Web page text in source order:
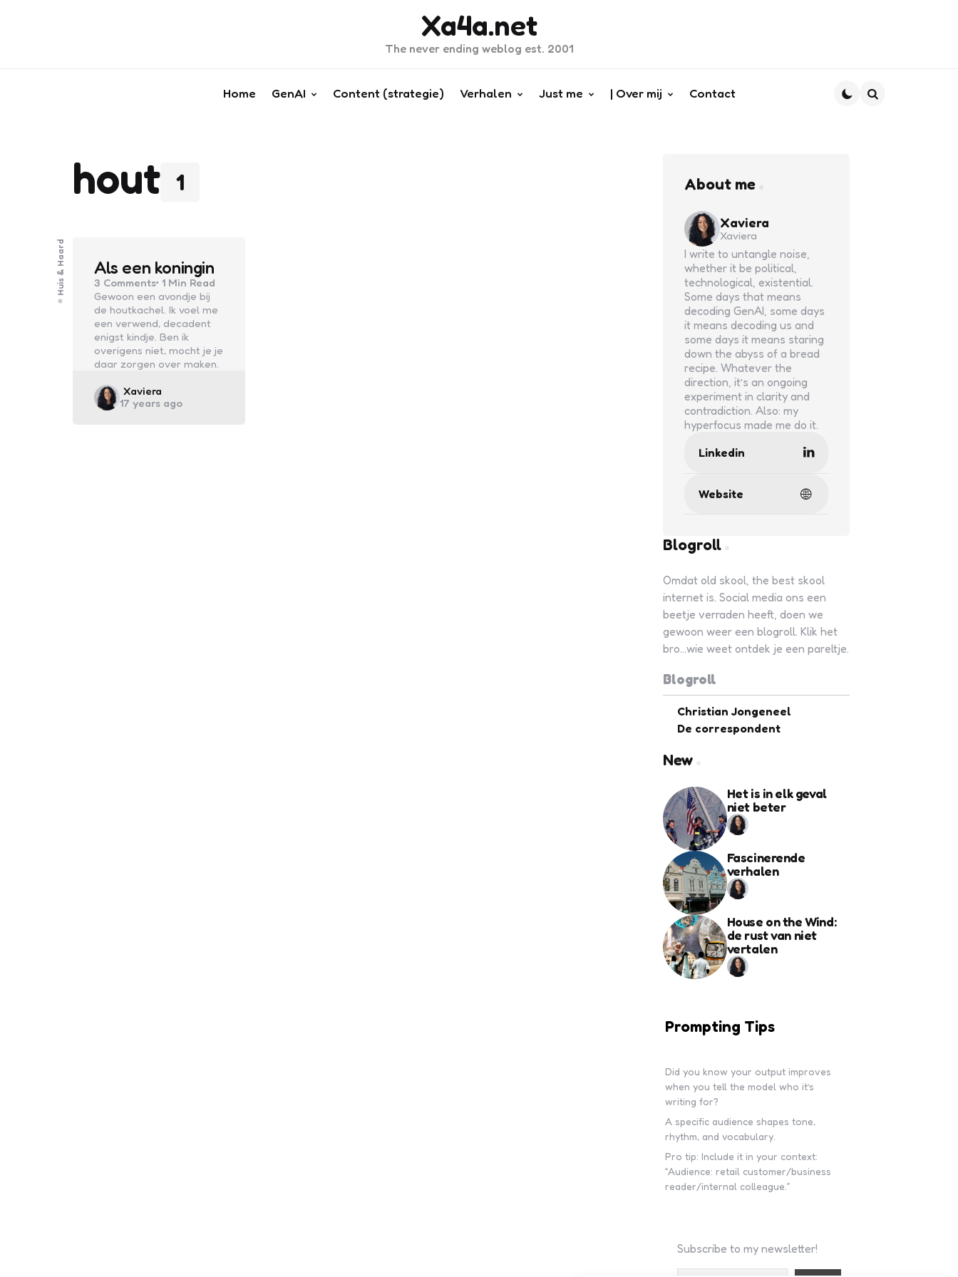
Xa4a.net
The never ending weblog est. 2001
Home GenAI Content (strategie) Verhalen Just me | Over mij Contact
1
hout
Huis & Haard Als een koningin
3 Comments 1 Min Read
Gewoon een avondje bij
de houtkachel. Ik voel me
een verwend, decadent
enigst kindje. Ben ik
overigens niet, mocht je je
daar zorgen over maken.
Posted
by
Xaviera
17 years ago
About me
Xaviera
Xaviera
I write to untangle noise,
whether it be political,
technological, existential.
Some days that means
decoding GenAI, some days
it means decoding us and
some days it means staring
down the abyss of a bread
recipe. Whatever the
direction, it’s an ongoing
experiment in clarity and
contradiction. Also: my
hyperfocus made me do it.
Linkedin
Website
Blogroll
Omdat old skool, the best skool
internet is. Social media ons een
beetje verraden heeft, doen we
gewoon weer een blogroll. Klik het
bro...wie weet ontdek je een pareltje.
Blogroll
Christian Jongeneel
De correspondent
New
Het is in elk geval
niet beter
Fascinerende
verhalen
House on the Wind:
de rust van niet
vertalen
Prompting Tips
Did you know your output improves
when you tell the model who it’s
writing for?
A specific audience shapes tone,
rhythm, and vocabulary.
Pro tip: Include it in your context:
“Audience: retail customer/business
reader/internal colleague.”
Subscribe to my newsletter!